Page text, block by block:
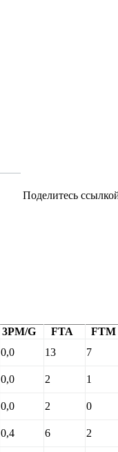
Поделитесь
3PM/G FTA FTM
0,0 13 7
0,0 2 1
0,0 2 0
0,4 6 2